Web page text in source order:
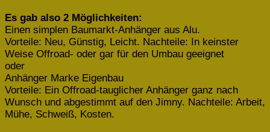
Es gab also 2 Möglichkeiten:
Einen simplen Baumarkt-Anhänger aus Alu.
Vorteile: Neu, Günstig, Leicht. Nachteile: In keinster
Weise Offroad- oder gar für den Umbau geeignet
oder
Anhänger Marke Eigenbau
Vorteile: Ein Offroad-tauglicher Anhänger ganz nach
Wunsch und abgestimmt auf den Jimny. Nachteile: Arbeit,
Mühe, Schweiß, Kosten.